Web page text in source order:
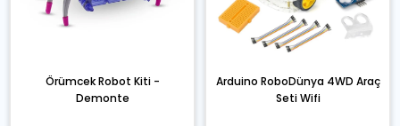
Örümcek Robot Kiti -
Demonte
Arduino RoboDünya 4WD Araç
Seti Wifi